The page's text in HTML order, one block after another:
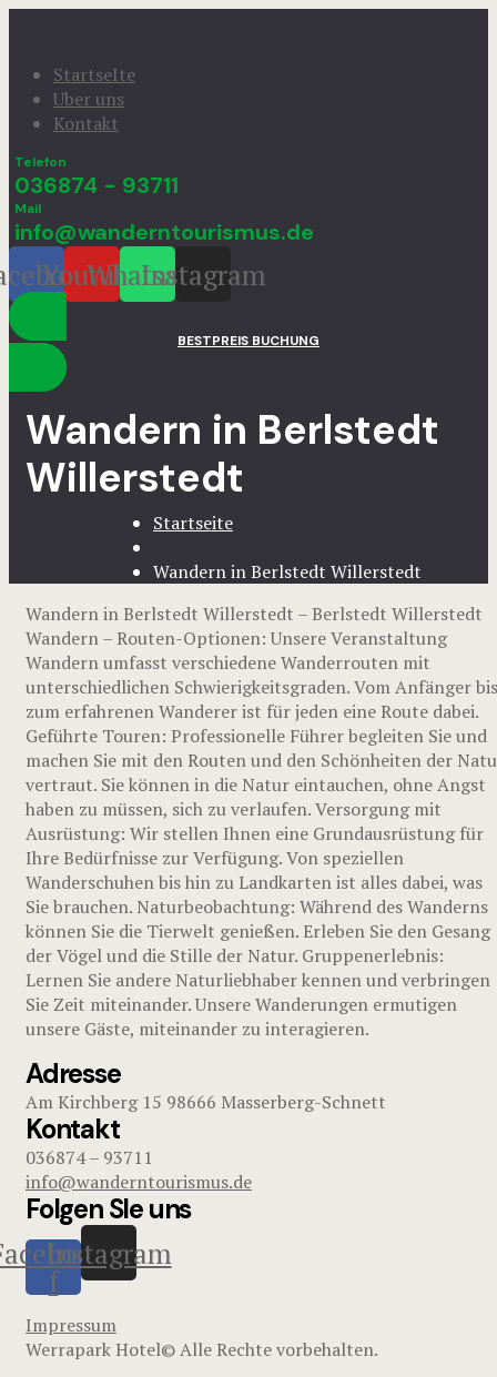
StartseIte
Uber uns
Kontakt
Telefon
036874 - 93711
Mail
info@wanderntourismus.de
Youtube
Whatsapp
Instagram
BESTPREIS BUCHUNG
Wandern in Berlstedt
Willerstedt
Startseite
Wandern in Berlstedt Willerstedt
Wandern in Berlstedt Willerstedt – Berlstedt Willerstedt
Wandern – Routen-Optionen: Unsere Veranstaltung
Wandern umfasst verschiedene Wanderrouten mit
unterschiedlichen Schwierigkeitsgraden. Vom Anfänger bis
zum erfahrenen Wanderer ist für jeden eine Route dabei.
Geführte Touren: Professionelle Führer begleiten Sie und
machen Sie mit den Routen und den Schönheiten der
vertraut. Sie können in die Natur eintauchen, ohne Angst
haben zu müssen, sich zu verlaufen. Versorgung mit
Ausrüstung: Wir stellen Ihnen eine Grundausrüstung für
Ihre Bedürfnisse zur Verfügung. Von speziellen
Wanderschuhen bis hin zu Landkarten ist alles dabei, was
Sie brauchen. Naturbeobachtung: Während des Wanderns
können Sie die Tierwelt genießen. Erleben Sie den Gesang
der Vögel und die Stille der Natur. Gruppenerlebnis:
Lernen Sie andere Naturliebhaber kennen und verbringen
Sie Zeit miteinander. Unsere Wanderungen ermutigen
unsere Gäste, miteinander zu interagieren.
Adresse
Am Kirchberg 15 98666 Masserberg-Schnett
Kontakt
036874 – 93711
info@wanderntourismus.de
Folgen SIe uns
f
Instagram
Impressum
Werrapark Hotel© Alle Rechte vorbehalten.